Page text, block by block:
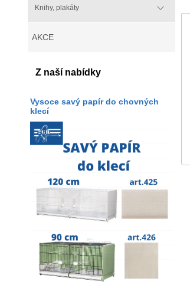
Knihy, plakáty
AKCE
Z naší nabídky
Vysoce savý papír do chovných
klecí